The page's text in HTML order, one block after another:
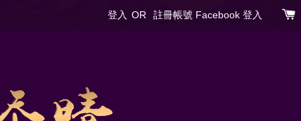
登入 OR 註冊帳號 Facebook 登入